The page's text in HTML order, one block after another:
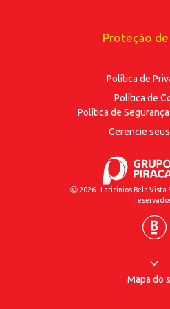
Proteção
Política de
Política de
Política de Segurança
Gerencie
Ⓒ 2026 - Laticinios Bela Vista
Mapa do